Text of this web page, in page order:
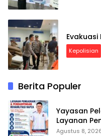
Kepolisian
Berita Populer
Yayasan
Layanan
Rehabilitasi
Agustus 8,